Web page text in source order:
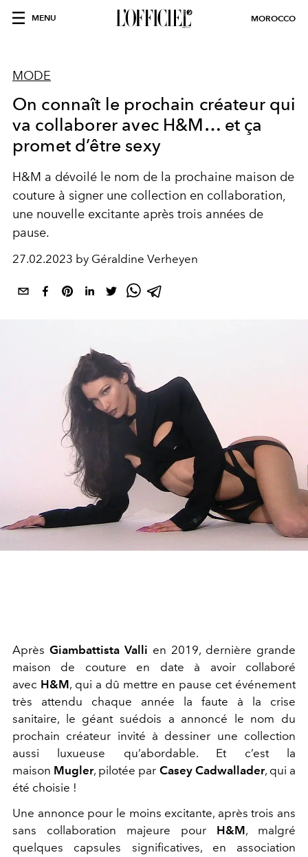
MENU MOROCCO
MODE
On connaît le prochain créateur qui
va collaborer avec H&M… et ça
promet d’être sexy
H&M a dévoilé le nom de la prochaine maison de
couture à signer une collection en collaboration,
une nouvelle excitante après trois années de
pause.
27.02.2023 by Géraldine Verheyen
Après Giambattista Valli en 2019, dernière grande
maison de couture en date à avoir collaboré
avec H&M, qui a dû mettre en pause cet événement
très attendu chaque année la faute à la crise
sanitaire, le géant suédois a annoncé le nom du
prochain créateur invité à dessiner une collection
aussi luxueuse qu’abordable. Et c’est la
maison Mugler, pilotée par Casey Cadwallader, qui a
été choisie !
Une annonce pour le moins excitante, après trois ans
sans collaboration majeure pour
H&M, malgré
quelques capsules significatives, en association